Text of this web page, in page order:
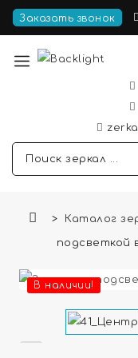
Заказать звонок
Каталог
подсветкой
В наличии!